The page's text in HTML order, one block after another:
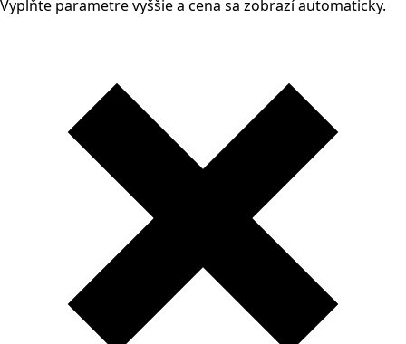
Vyplňte parametre vyššie a cena sa zobrazí automaticky.